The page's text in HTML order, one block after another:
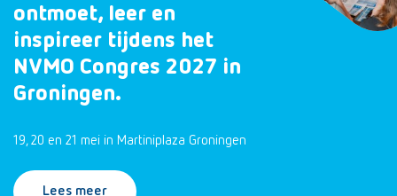
ontmoet, leer en
inspireer tijdens het
NVMO Congres 2027 in
Groningen.
19, 20 en 21 mei in Martiniplaza Groningen
Lees meer